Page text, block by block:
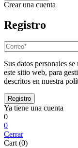
Crear una cuenta
Registro
Sus datos personales
este sitio web, para
descritos en nuestra
Ya tiene una cuenta
0
0
Cerrar
Cart (0)